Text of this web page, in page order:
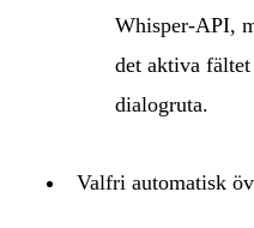
Whisper-API,
det aktiva
dialogruta.
Valfri automatisk